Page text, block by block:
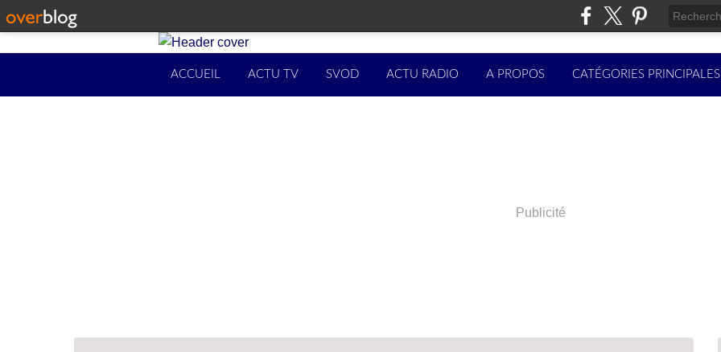
ACCUEIL ACTU TV SVOD ACTU RADIO A PROPOS CATÉGORIES PRINCIPALES
Publicité